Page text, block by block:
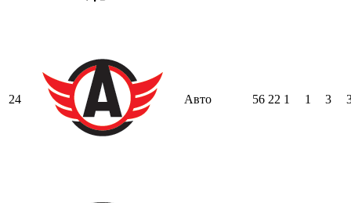
24 Авто 56 22 1 1 3